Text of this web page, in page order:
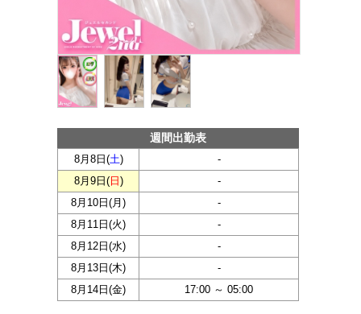
週間出勤表
8月8日(土)
-
8月9日(日 )
-
8月10日( 月 )
-
8月11日(火)
-
8月12日(水)
-
8月13日(木)
-
8月14日(金) 17:00 ～ 05:00